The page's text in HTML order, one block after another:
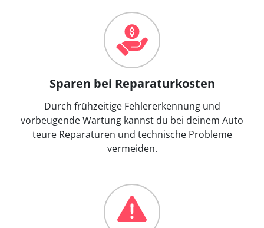
Sparen bei Reparaturkosten
Durch frühzeitige Fehlererkennung und
vorbeugende Wartung kannst du bei deinem Auto
teure Reparaturen und technische Probleme
vermeiden.